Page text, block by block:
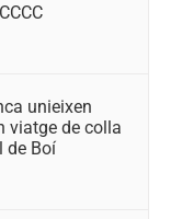
unieixen
viatge de colla
de Boí